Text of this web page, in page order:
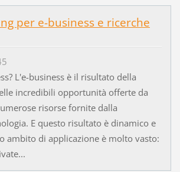
per e-business e ricerche
L'e-business è il risultato della
incredibili opportunità offerte da
risorse fornite dalla
E questo risultato è dinamico e
ambito di applicazione è molto vasto: